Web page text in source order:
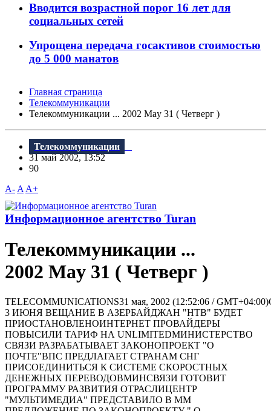
Вводится возрастной порог 16 лет для
социальных сетей
Упрощена передача госактивов стоимостью
до 5 000 манатов
Главная страница
Телекоммуникации
Телекоммуникации ... 2002 May 31 ( Четверг )
Телекоммуникации
31 май 2002, 13:52
90
A- A A+
Информационное агентство Turan
Телекоммуникации ...
2002 May 31 ( Четверг )
TELECOMMUNICATIONS31 мая, 2002 (12:52:06 /
3 ИЮНЯ ВЕЩАНИЕ В АЗЕРБАЙДЖАН "НТВ" БУДЕТ
ПРИОСТАНОВЛЕНОИНТЕРНЕТ ПРОВАЙДЕРЫ
ПОВЫСИЛИ ТАРИФ НА UNLIMITEDМИНИСТЕРСТВО
СВЯЗИ РАЗРАБАТЫВАЕТ ЗАКОНОПРОЕКТ "О
ПОЧТЕ"ВПС ПРЕДЛАГАЕТ СТРАНАМ СНГ
ПРИСОЕДИНИТЬСЯ К СИСТЕМЕ СКОРОСТНЫХ
ДЕНЕЖНЫХ ПЕРЕВОДОВМИНСВЯЗИ ГОТОВИТ
ПРОГРАММУ РАЗВИТИЯ ОТРАСЛИЦЕНТР
"МУЛЬТИМЕДИА" ПРЕДСТАВИЛО В ММ